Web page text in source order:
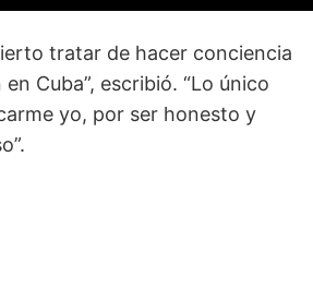
tratar de hacer conciencia
Cuba”, escribió. “Lo único
yo, por ser honesto y